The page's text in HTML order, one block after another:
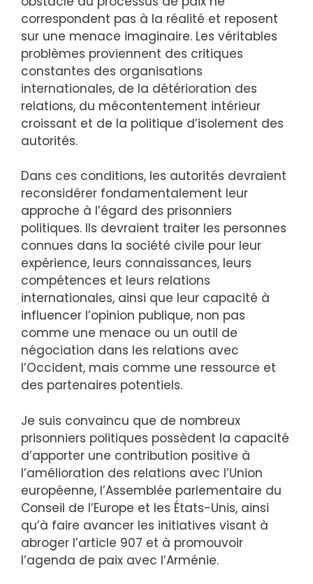
correspondent pas à la réalité et reposent
sur une menace imaginaire. Les véritables
problèmes proviennent des critiques
constantes des organisations
internationales, de la détérioration des
relations, du mécontentement intérieur
croissant et de la politique d’isolement des
autorités.
Dans ces conditions, les autorités devraient
reconsidérer fondamentalement leur
approche à l’égard des prisonniers
politiques. Ils devraient traiter les personnes
connues dans la société civile pour leur
expérience, leurs connaissances, leurs
compétences et leurs relations
internationales, ainsi que leur capacité à
influencer l’opinion publique, non pas
comme une menace ou un outil de
négociation dans les relations avec
l’Occident, mais comme une ressource et
des partenaires potentiels.
Je suis convaincu que de nombreux
prisonniers politiques possèdent la capacité
d’apporter une contribution positive à
l’amélioration des relations avec l’Union
européenne, l’Assemblée parlementaire du
Conseil de l’Europe et les États-Unis, ainsi
qu’à faire avancer les initiatives visant à
abroger l’article 907 et à promouvoir
l’agenda de paix avec l’Arménie.